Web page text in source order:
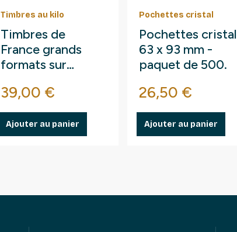
Timbres au kilo
Timbres de
France grands
formats sur
Prix
39,00 €
Ajouter au panier
Pochettes cristal
Pochettes cristal
63 x 93 mm -
paquet de 500.
Prix
26,50 €
Ajouter au panier